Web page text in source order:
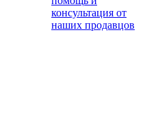
консультация от
наших продавцов